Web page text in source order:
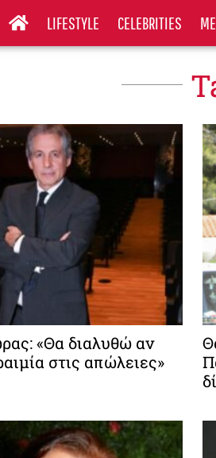
LIFESTYLE CELEBRITIES
«Θα διαλυθώ αν
στις απώλειες»